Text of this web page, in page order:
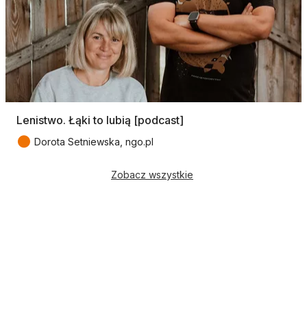
Lenistwo. Łąki to lubią [podcast]
● Dorota Setniewska, ngo.pl
Zobacz wszystkie